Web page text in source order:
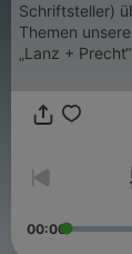
Schriftsteller)
Themen
„Lanz +
zweier
Podcasts
Brekenkamp
00:00